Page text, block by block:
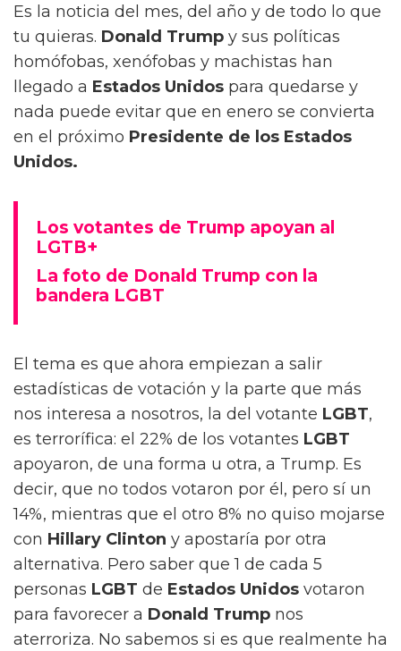
Es la noticia del mes, del año y de todo lo que
tu quieras. Donald Trump y sus políticas
homófobas, xenófobas y machistas han
llegado a Estados Unidos para quedarse y
nada puede evitar que en enero se convierta
en el próximo Presidente de los Estados
Unidos.
Los votantes de Trump apoyan al
LGTB+
La foto de Donald Trump con la
bandera LGBT
El tema es que ahora empiezan a salir
estadísticas de votación y la parte que más
nos interesa a nosotros, la del votante LGBT,
es terrorífica: el 22% de los votantes LGBT
apoyaron, de una forma u otra, a Trump. Es
decir, que no todos votaron por él, pero sí un
14%, mientras que el otro 8% no quiso mojarse
con Hillary Clinton y apostaría por otra
alternativa. Pero saber que 1 de cada 5
personas LGBT de Estados Unidos votaron
para favorecer a Donald Trump nos
aterroriza. No sabemos si es que realmente ha